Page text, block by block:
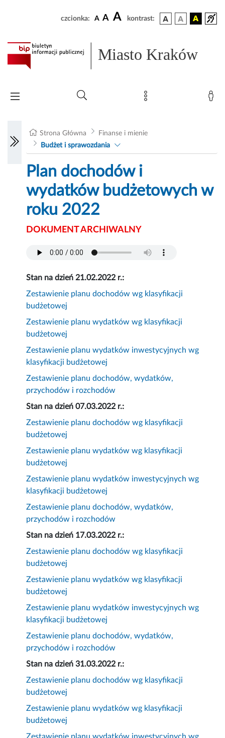
czcionka: A A A kontrast:
Miasto Kraków
Strona Główna
Finanse i mienie
Budżet i sprawozdania
Plan dochodów i
wydatków budżetowych w
roku 2022
DOKUMENT ARCHIWALNY
Stan na dzień 21.02.2022 r.:
Zestawienie planu dochodów wg klasyfikacji
budżetowej
Zestawienie planu wydatków wg klasyfikacji
budżetowej
Zestawienie planu wydatków inwestycyjnych wg
klasyfikacji budżetowej
Zestawienie planu dochodów, wydatków,
przychodów i rozchodów
Stan na dzień 07.03.2022 r.:
Zestawienie planu dochodów wg klasyfikacji
budżetowej
Zestawienie planu wydatków wg klasyfikacji
budżetowej
Zestawienie planu wydatków inwestycyjnych wg
klasyfikacji budżetowej
Zestawienie planu dochodów, wydatków,
przychodów i rozchodów
Stan na dzień 17.03.2022 r.:
Zestawienie planu dochodów wg klasyfikacji
budżetowej
Zestawienie planu wydatków wg klasyfikacji
budżetowej
Zestawienie planu wydatków inwestycyjnych wg
klasyfikacji budżetowej
Zestawienie planu dochodów, wydatków,
przychodów i rozchodów
Stan na dzień 31.03.2022 r.:
Zestawienie planu dochodów wg klasyfikacji
budżetowej
Zestawienie planu wydatków wg klasyfikacji
budżetowej